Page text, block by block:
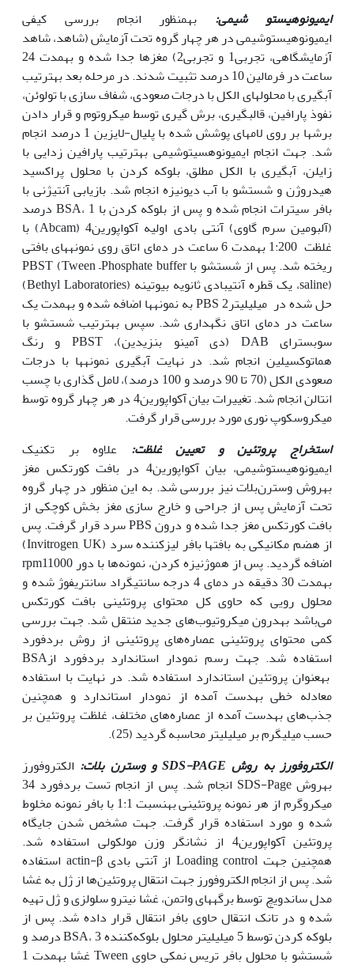
ایمیونوهیستو شیمی: به‏منظور انجام بررسی کیفی
ایمیونوهیستوشیمی در هر چهار گروه تحت آزمایش (شاهد، شاهد
آزمایشگاهی، تجربی1 و تجربی2) مغزها جدا شده و به‏مدت 24
ساعت در فرمالین 10 درصد تثبیت شدند. در مرحله بعد به‏ترتیب
آبگیری با محلول‏های الکل با درجات صعودی، شفاف سازی با تولوئن،
نفوذ پارافین، قالب‏گیری، برش گیری توسط میکروتوم و قرار دادن
برش­ها بر روی لام­های پوشش شده با پلی­ال-لایزین 1 درصد انجام
شد. جهت انجام ایمیونوهسیتوشیمی به‏ترتیب پارافین زدایی با
زایلن، آبگیری با الکل مطلق، بلوکه کردن با محلول پراکسید
هیدروژن و شستشو با آب دیونیزه انجام شد. بازیابی آنتی‏ژنی با
بافر سیترات انجام شده و پس از بلوکه کردن با BSA، 1 درصد
(آلبومین سرم گاوی) آنتی بادی اولیه آکواپورین4 (Abcam) با
غلظت 1:200 به‏مدت 6 ساعت در دمای اتاق روی نمونه­های بافتی
ریخته شد. پس از شستشو با PBST (Tween –Phosphate buffer
saline)، یک قطره آنتی‏بادی ثانویه بیوتینه (Bethyl Laboratories)
حل شده در میلی‏لیتر2 PBS به نمونه‏ها اضافه شده و به‏مدت یک
ساعت در دمای اتاق نگه‏داری شد. سپس به‏ترتیب شستشو با
سوبسترای DAB (دی آمینو بنزیدین)، PBST و رنگ
هماتوکسیلین انجام شد. در نهایت آبگیری نمونه‏ها با درجات
صعودی الکل (70 تا 90 درصد و 100 درصد)، لامل گذاری با چسب
انتالن انجام شد. تغییرات بیان آکواپورین4 در هر چهار گروه توسط
میکروسکوپ نوری مورد بررسی قرار گرفت.
استخراج پروتئین و تعیین غلظت: علاوه بر تکنیک
ایمیونوهیستوشیمی، بیان آکواپورین4 در بافت کورتکس مغز
به‏روش وسترن‌‌بلات نیز بررسی شد. به این منظور در چهار گروه
تحت آزمایش پس از جراحی و خارج سازی مغز بخش کوچکی از
بافت کورتکس مغز جدا شده و درون PBS‌ سرد قرار گرفت. پس
از هضم مکانیکی به بافت‏ها بافر لیز‌کننده‌ سرد (Invitrogen, UK)
اضافه گردید. پس از هموژنیزه کردن، نمونه‌ها با دور rpm11000
به‏مدت 30 دقیقه در دمای 4 درجه سانتی‏گراد سانتریفوژ شده و
محلول رویی که حاوی کل محتوای پروتئینی بافت کورتکس
می‌باشد به‏درون میکروتیوب‌های جدید منتقل شد. جهت بررسی
کمی محتوای پروتئینی عصاره‌های پروتئینی از روش بردفورد
استفاده شد. جهت رسم نمودار استاندارد بردفورد ازBSA
به‏عنوان پروتئین استاندارد استفاده شد. در نهایت با استفاده
معادله خطی به‏دست آمده از نمودار استاندارد و همچنین
جذب‌های به‏دست آمده از عصاره‌های مختلف، غلظت پروتئین بر
حسب میلی‏گرم بر میلی‏لیتر محاسبه گردید (25).
الکتروفورز به روش SDS-PAGEو وسترن بلات: الکتروفورز
به‏روش SDS-Page انجام شد. پس از انجام تست بردفورد 34
میکروگرم از هر نمونه پروتئینی به‏نسبت 1:1 با بافر نمونه مخلوط
شده و مورد استفاده قرار گرفت. جهت مشخص شدن جایگاه
پروتئین آکواپورین4 از نشانگر وزن مولکولی استفاده شد.
همچنین جهت Loading control از آنتی بادی actin-β استفاده
شد. پس از انجام الکتروفورز جهت انتقال پروتئین‌ها از ژل به غشا
مدل ساندویچ توسط برگه‏های واتمن، غشا نیترو سلولزی و ژل تهیه
شده و در تانک انتقال حاوی بافر انتقال قرار داده شد. پس از
بلوکه کردن توسط 5 میلی‏لیتر محلول بلوکه‌کننده BSA، 3 درصد و
شستشو با محلول بافر تریس نمکی حاوی Tween غشا به‏مدت 1